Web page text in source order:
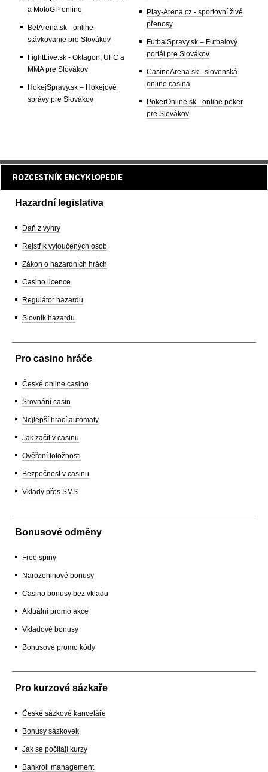
a MotoGP online
BetArena.sk - online
stávkovanie pre Slovákov
FightLive.sk - Oktagon, UFC a
MMA pre Slovákov
HokejSpravy.sk – Hokejové
správy pre Slovákov
Play-Arena.cz - sportovní živé
přenosy
FutbalSpravy.sk – Futbalový
portál pre Slovákov
CasinoArena.sk - slovenská
online casina
PokerOnline.sk - online poker
pre Slovákov
ROZCESTNÍK ENCYKLOPEDIE
Hazardní legislativa
Daň z výhry
Rejstřík vyloučených osob
Zákon o hazardních hrách
Casino licence
Regulátor hazardu
Slovník hazardu
Pro casino hráče
České online casino
Srovnání casin
Nejlepší hrací automaty
Jak začít v casinu
Ověření totožnosti
Bezpečnost v casinu
Vklady přes SMS
Bonusové odměny
Free spiny
Narozeninové bonusy
Casino bonusy bez vkladu
Aktuální promo akce
Vkladové bonusy
Bonusové promo kódy
Pro kurzové sázkaře
České sázkové kanceláře
Bonusy sázkovek
Jak se počítají kurzy
Bankroll management